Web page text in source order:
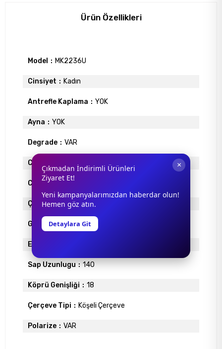
Ürün Özellikleri
Model MK2236U
Cinsiyet Kadın
Antrefle Kaplama YOK
Ayna YOK
Degrade VAR
Cam Materyali ORGANİK
Cam Rengi KAHVE
Çerçeve Materyali
Gövde Rengi ROSE
Ekartman
Sap Uzunlugu 140
Köprü Genişliği 18
Çerçeve Tipi Köşeli Çerçeve
Polarize VAR
×
Çıkmadan İndirimli Ürünleri
Ziyaret Et!
Yeni kampanyalarımızdan haberdar olun!
Hemen göz atın.
Detaylara Git